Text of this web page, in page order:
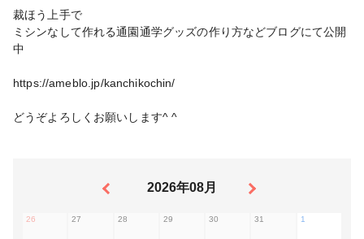
裁ほう上手で
ミシンなして作れる通園通学グッズの作り方などブログにて公開
中
https://ameblo.jp/kanchikochin/
どうぞよろしくお願いします^ ^
2026年08月
26 27 28 29 30 31 1